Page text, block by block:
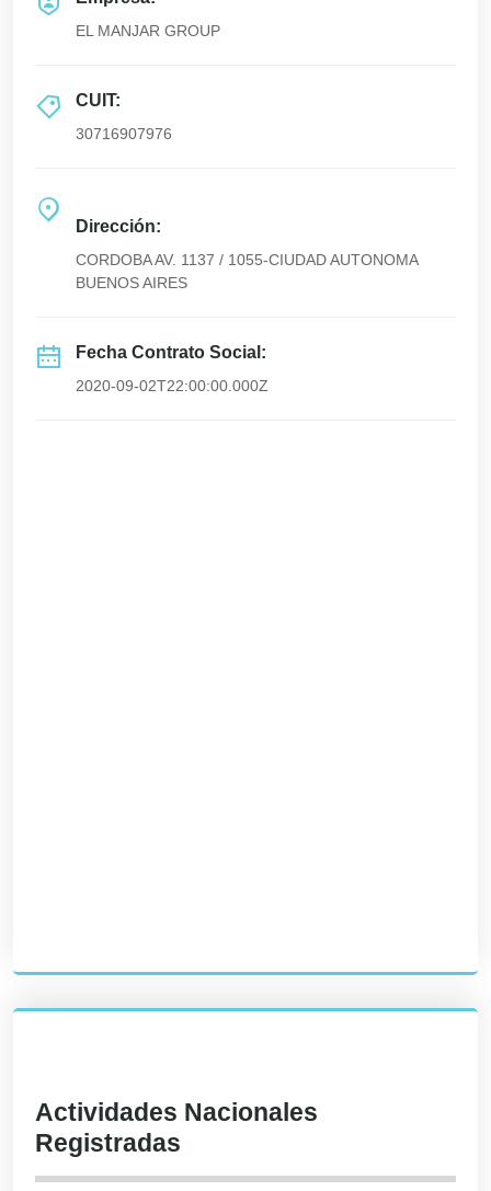
EL MANJAR GROUP
CUIT:
30716907976
Dirección:
CORDOBA AV. 1137 / 1055-CIUDAD AUTONOMA
BUENOS AIRES
Fecha Contrato Social:
2020-09-02T22:00:00.000Z
Actividades Nacionales
Registradas